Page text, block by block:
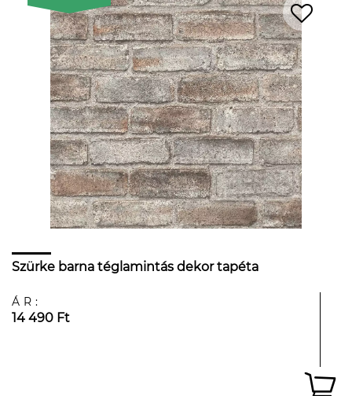
Szürke barna téglamintás dekor tapéta
ÁR:
14 490 Ft